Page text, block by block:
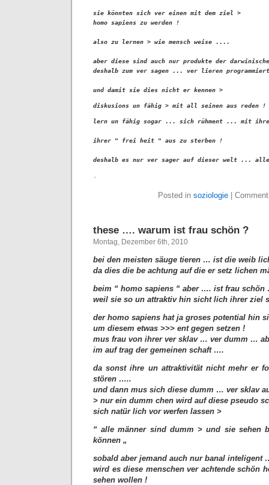
sie könnten sich ver einen mit dem ziel >
homo sapiens zu werden !
also zu lernen > wie mensch weise ....
aber diese sind auch nur produkte der
deshalb zum ver sagen ... ver lieren
und damit sie dies nicht er kennen >
diskusions un fähig > mit all seinen aus reden !
lern un fähig sogar ... sich rühment ... mit
ihrer " frei heit " aus zu sterben !
deshalb es nur ver sager auf dieser welt ...
Posted in soziologie|
these …. warum ist frau schön ?
Montag, Dezember 6th, 2010
bei den meisten säuge tieren … ist die weib
da dies die be achtung auf die er setz lichen
beim “ homo sapiens “ aber …. ist frau
weil sie so un attraktiv hin sicht lich ihrer ziel
der homo sapiens hat ja groses potential hin
um diesem etwas >>> ent gegen setzen !
mus frau von ihrer ver sklav … ver dumm …
im auf trag der gemeinen schaft ….
da sonst ihre un attraktivität nicht mehr er
stören …..
und dann mus sich diese dumm … ver sklav
> nur ein dumm chen wird auf diese pseudo
sich natür lich vor werfen lassen >
“ alle männer sind dumm > und sie sehen
können „
sobald aber jemand auch nur banal inteligent
wird es diese menschen ver achtende schön
sehen wollen !